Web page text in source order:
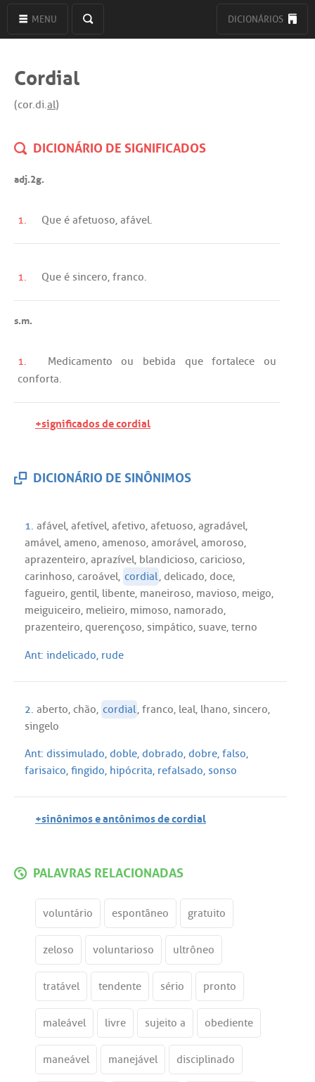
MENU DICIONÁRIOS
Cordial
(cor.di.al)
DICIONÁRIO DE SIGNIFICADOS
adj.2g.
1. Que é afetuoso, afável.
1. Que é sincero, franco.
s.m.
1. Medicamento ou bebida que fortalece
ou
conforta.
+significados de cordial
DICIONÁRIO DE SINÔNIMOS
1. afável, afetível, afetivo, afetuoso, agradável,
amável, ameno, amenoso, amorável, amoroso,
aprazenteiro, aprazível, blandicioso, caricioso,
carinhoso, caroável, cordial, delicado, doce,
fagueiro, gentil, libente, maneiroso, mavioso, meigo,
meiguiceiro, melieiro, mimoso, namorado,
prazenteiro, querençoso, simpático, suave, terno
Ant: indelicado, rude
2. aberto, chão, cordial, franco, leal, lhano, sincero,
singelo
Ant: dissimulado, doble, dobrado, dobre, falso,
farisaico, fingido, hipócrita, refalsado, sonso
+sinônimos e antônimos de cordial
PALAVRAS RELACIONADAS
voluntário espontâneo gratuito
zeloso voluntarioso ultrôneo
tratável tendente sério pronto
maleável livre sujeito a obediente
maneável manejável disciplinado